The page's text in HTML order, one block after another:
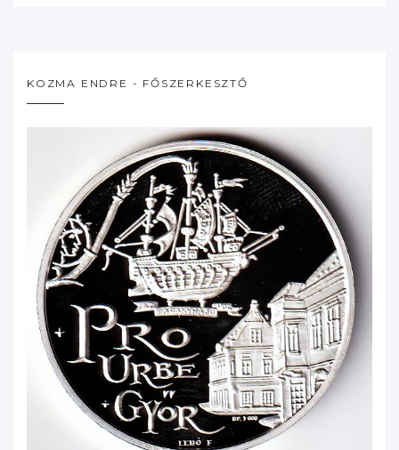
KOZMA ENDRE - FŐSZERKESZTŐ